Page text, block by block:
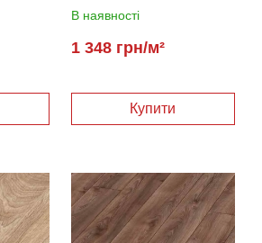
В наявності
1 348 грн/м²